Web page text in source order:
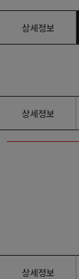
상세정보
상세정보
상세정보